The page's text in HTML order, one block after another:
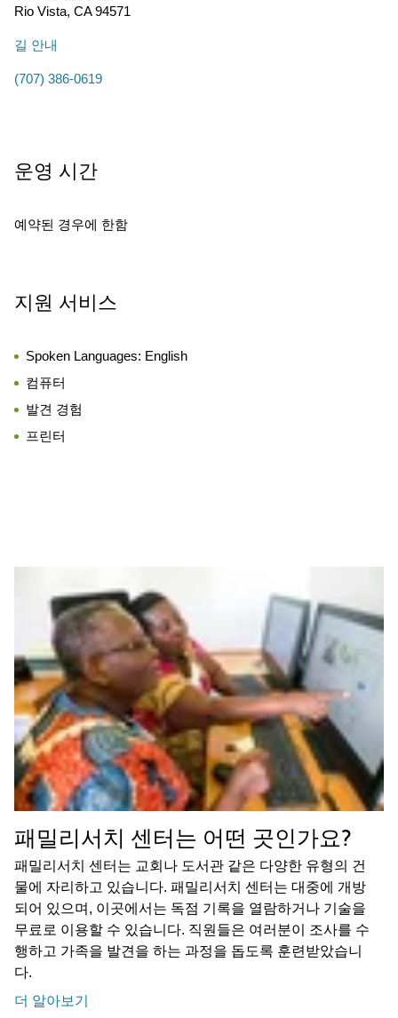
Rio Vista, CA94571
길 안내
(707) 386-0619
운영 시간
예약된 경우에 한함
지원 서비스
Spoken Languages: English
컴퓨터
발견 경험
프린터
패밀리서치 센터는 어떤 곳인가요?
패밀리서치 센터는 교회나 도서관 같은 다양한 유형의 건
물에 자리하고 있습니다. 패밀리서치 센터는 대중에 개방
되어 있으며, 이곳에서는 독점 기록을 열람하거나 기술을
무료로 이용할 수 있습니다. 직원들은 여러분이 조사를 수
행하고 가족을 발견을 하는 과정을 돕도록 훈련받았습니
다.
더 알아보기